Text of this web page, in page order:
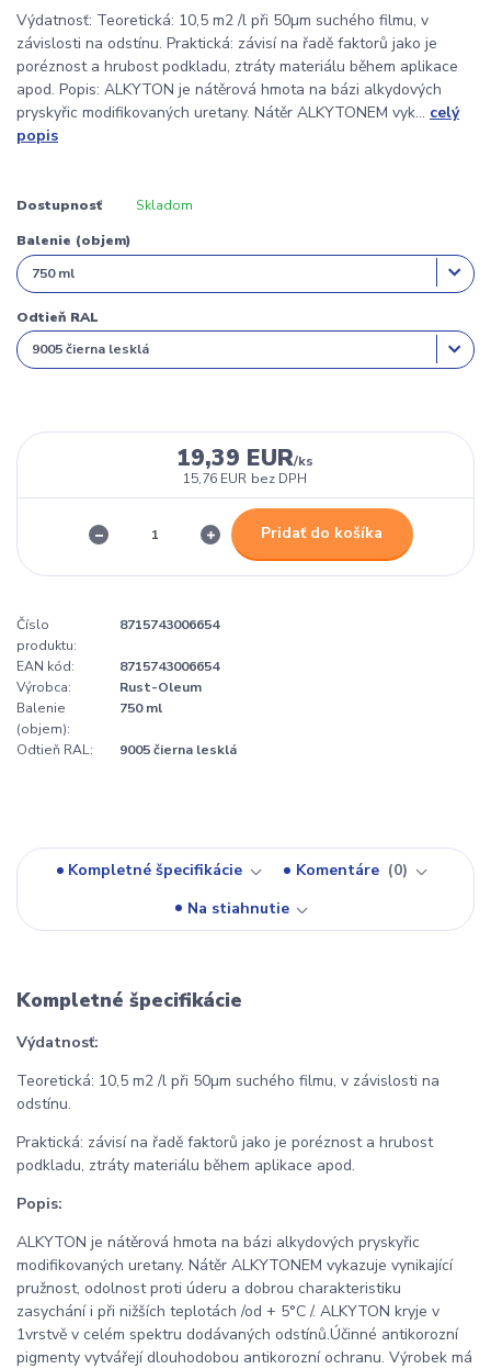
Výdatnosť: Teoretická: 10,5 m2 /l při 50µm suchého filmu, v
závislosti na odstínu. Praktická: závisí na řadě faktorů jako je
poréznost a hrubost podkladu, ztráty materiálu během aplikace
apod. Popis: ALKYTON je nátěrová hmota na bázi alkydových
pryskyřic modifikovaných uretany. Nátěr ALKYTONEM vyk... celý
popis
Dostupnosť Skladom
Balenie (objem)
Odtieň RAL
19,39 EUR/ks
15,76 EUR bez DPH
Pridať do košíka
Číslo
produktu:
8715743006654
EAN kód:
8715743006654
Výrobca:
Rust-Oleum
Balenie
(objem):
750 ml
Odtieň RAL: 9005 čierna lesklá
Kompletné špecifikácie Komentáre
0
Na stiahnutie
Kompletné špecifikácie
Výdatnosť:
Teoretická: 10,5 m2 /l při 50µm suchého filmu, v závislosti na
odstínu.
Praktická: závisí na řadě faktorů jako je poréznost a hrubost
podkladu, ztráty materiálu během aplikace apod.
Popis:
ALKYTON je nátěrová hmota na bázi alkydových pryskyřic
modifikovaných uretany. Nátěr ALKYTONEM vykazuje vynikající
pružnost, odolnost proti úderu a dobrou charakteristiku
zasychání i při nižších teplotách /od + 5°C /. ALKYTON kryje v
1vrstvě v celém spektru dodávaných odstínů.Účinné antikorozní
pigmenty vytvářejí dlouhodobou antikorozní ochranu. Výrobek má